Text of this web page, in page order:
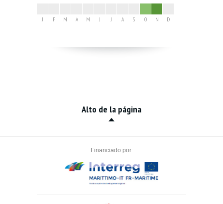
J F M A M J J A S O N D
Alto de la página
Financiado por: